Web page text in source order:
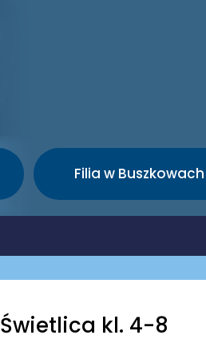
Filia w Buszkowach
Świetlica kl. 4-8